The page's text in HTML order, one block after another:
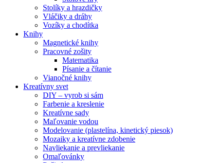
Stolíky a hrazdičky
Vláčiky a dráhy
Vozíky a chodítka
Knihy
Magnetické knihy
Pracovné zošity
Matematika
Písanie a čítanie
Vianočné knihy
Kreatívny svet
DIY – vyrob si sám
Farbenie a kreslenie
Kreatívne sady
Maľovanie vodou
Modelovanie (plastelína, kinetický piesok)
Mozaiky a kreatívne zdobenie
Navliekanie a prevliekanie
Omaľovánky